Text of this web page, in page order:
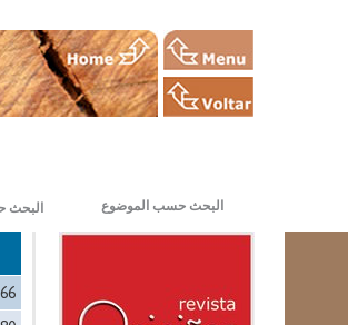
البحث حسب الموضوع